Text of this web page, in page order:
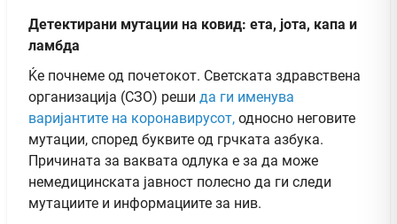
Детектирани мутации на ковид: ета, јота, капа и
ламбда
Ќе почнеме од почетокот. Светската здравствена
организација (СЗО) реши да ги именува
варијантите на коронавирусот, односно неговите
мутации, според буквите од грчката азбука.
Причината за ваквата одлука е за да може
немедицинската јавност полесно да ги следи
мутациите и информациите за нив.